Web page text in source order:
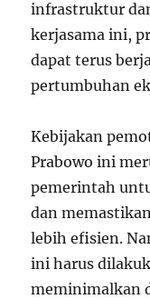
infrastruktur
kerjasama ini,
dapat terus
pertumbuhan
Kebijakan
Prabowo ini
pemerintah
dan
lebih efisien.
ini harus
meminimalkan